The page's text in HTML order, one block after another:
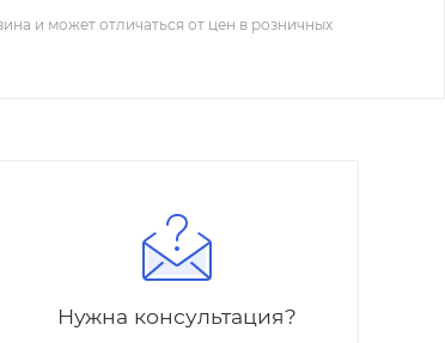
и может отличаться от цен в розничных
Нужна консультация?